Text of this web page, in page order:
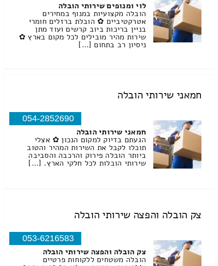
לוי ומנופים שירותי הובלה
הובלה מקצועיות במנוף במחירים
אטרקטיביים ✿ הובלת ברזלים חומרי
בניין בריכות ביוב קרשים ועוד מתן
שירות מהיר מובילים לכל מקום בארץ ✿
ניסיון רב בתחום […]
חמאני שירותי הובלה
054-2852690
חמאני שירותי הובלה
הגעתם בדיוק למקום הנכון ✿ אצלי
תוכלו לקבל את השירות המהיר והטוב
ביותר הובלה פירוק והרכבה והסביבה
שירותי הובלות לכל חלקי הארץ. […]
צק הובלה והפצה שירותי הובלה
053-6216583
צק הובלה והפצה שירותי הובלה
הובלה משטחים ללקוחות פרטיים